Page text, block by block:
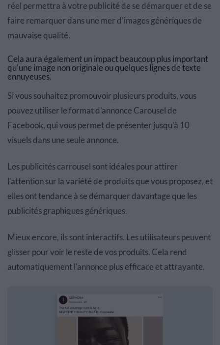
réel permettra à votre publicité de se démarquer et de se
faire remarquer dans une mer d'images génériques de
mauvaise qualité.
Cela aura également un impact beaucoup plus important
qu'une image non originale ou quelques lignes de texte
ennuyeuses.
Si vous souhaitez promouvoir plusieurs produits, vous
pouvez utiliser le format d'annonce Carousel de
Facebook, qui vous permet de présenter jusqu'à 10
visuels dans une seule annonce.
Les publicités carrousel sont idéales pour attirer
l'attention sur la variété de produits que vous proposez, et
elles ont tendance à se démarquer davantage que les
publicités graphiques génériques.
Mieux encore, ils sont interactifs. Les utilisateurs peuvent
glisser pour voir le reste de vos produits. Cela rend
automatiquement l'annonce plus efficace et attrayante.